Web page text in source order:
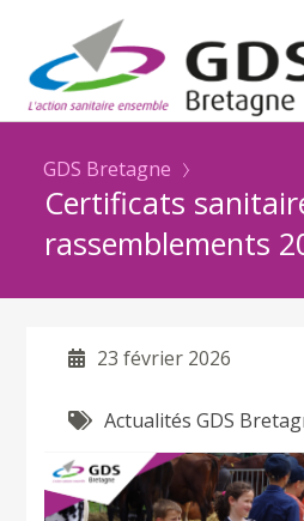
GDS Bretagne
Certificats
rassemblements
23 février 2026
Actualités GDS